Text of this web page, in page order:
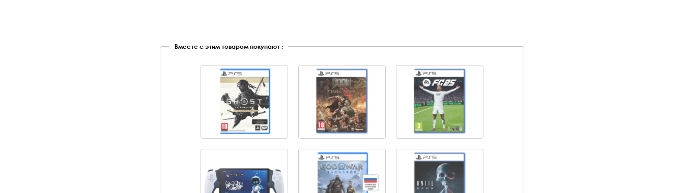
Вместе с этим товаром покупают :